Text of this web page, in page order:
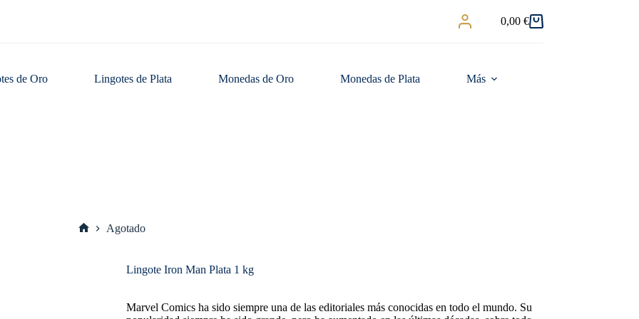
Carro
0,00 €
de Oro Lingotes de Plata Monedas de Oro Monedas de Plata Más
Agotado
Lingote Iron Man Plata 1 kg
Marvel Comics ha sido siempre una de las editoriales más conocidas en todo el mundo. Su